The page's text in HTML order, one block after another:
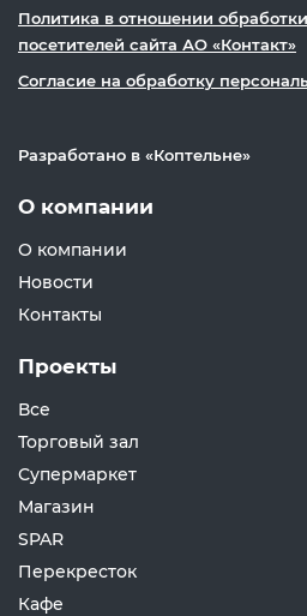
Политика в отношении
посетителей сайта АО «Контакт»
Согласие на обработку
Разработано в «Коптельне»
О компании
О компании
Новости
Контакты
Проекты
Все
Торговый зал
Супермаркет
Магазин
SPAR
Перекресток
Кафе